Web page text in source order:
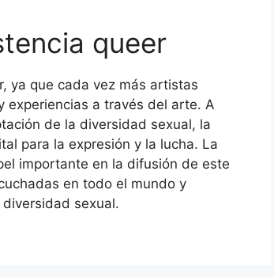
queer
ya que cada vez más artistas
experiencias a través del arte. A
de la diversidad sexual, la
para la expresión y la lucha. La
importante en la difusión de este
en todo el mundo y
sexual.